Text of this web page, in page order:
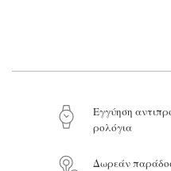
Το μήνυμά σας
Eγγύηση
ρολόγια
Δωρεάν